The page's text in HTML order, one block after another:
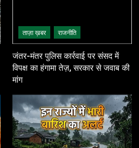
ताज़ा ख़बर राजनीति
जंतर-मंतर पुलिस कार्रवाई पर संसद में
विपक्ष का हंगामा तेज़, सरकार से जवाब की
मांग